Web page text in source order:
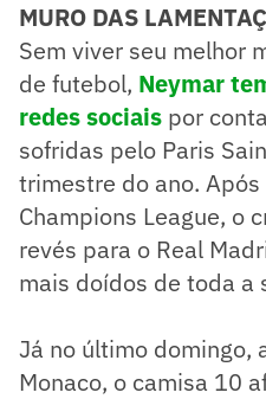
MURO DAS
​Sem viver seu melhor
de futebol, Neymar
redes sociais por
sofridas pelo Paris
trimestre do ano.
Champions League, o
revés para o Real
mais doídos de toda a
Já no último domingo,
Monaco, o camisa 10